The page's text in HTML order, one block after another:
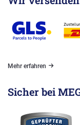
Mehr erfahren
Sicher bei